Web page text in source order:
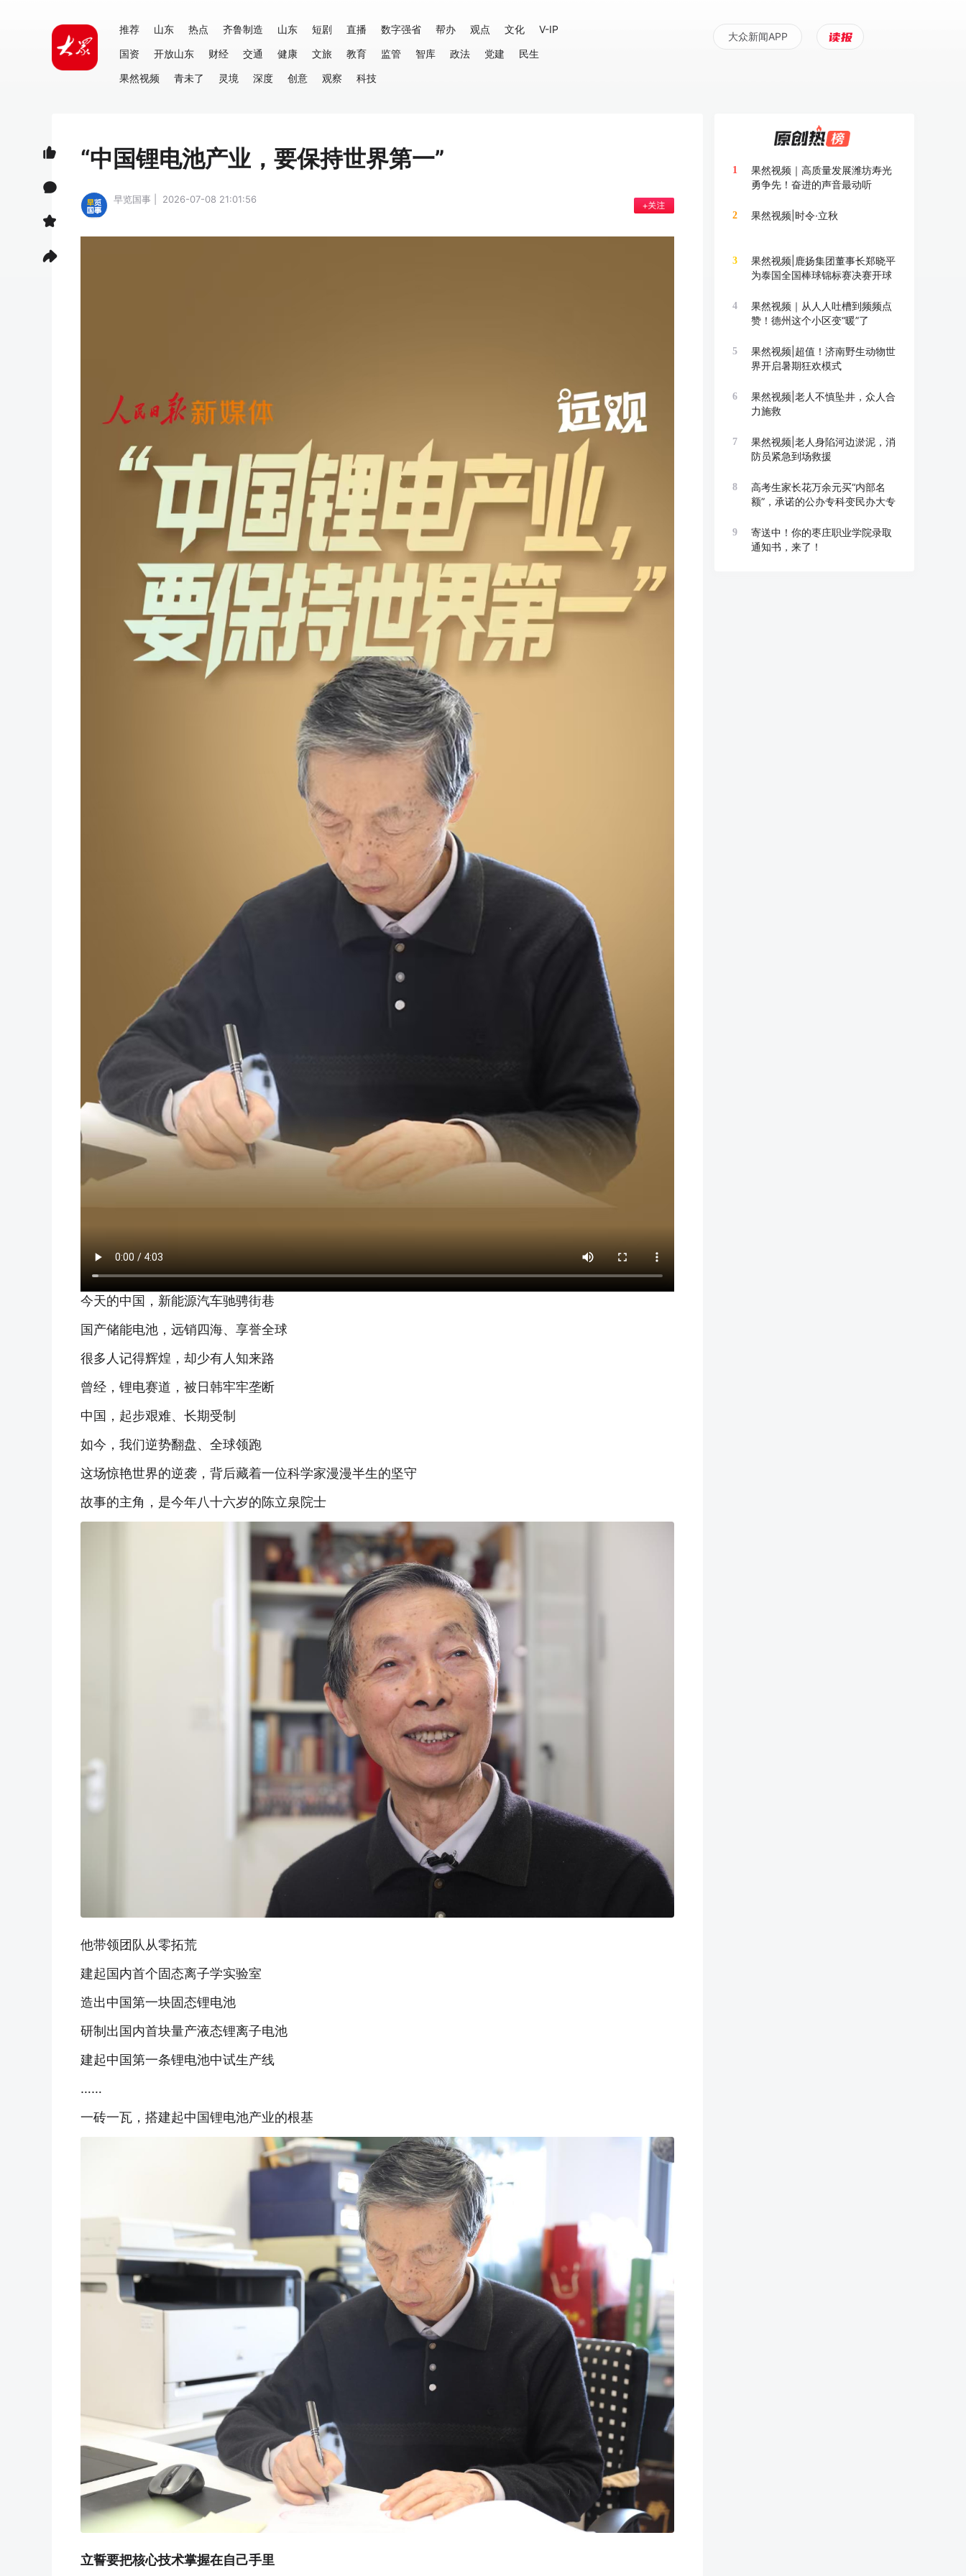
推荐 山东 热点 齐鲁制造 山东 短剧 直播 数字强省 帮办 观点 文化
V-IP
国资
开放山东 财经 交通 健康 文旅 教育 监管 智库 政法 党建
民生
果然视频
青未了 灵境 深度 创意 观察 科技
大众新闻APP
“中国锂电池产业，要保持世界第一”
早览国事 | 2026-07-08 21:01:56
今天的中国，新能源汽车驰骋街巷
国产储能电池，远销四海、享誉全球
很多人记得辉煌，却少有人知来路
曾经，锂电赛道，被日韩牢牢垄断
中国，起步艰难、长期受制
如今，我们逆势翻盘、全球领跑
这场惊艳世界的逆袭，背后藏着一位科学家漫漫半生的坚守
故事的主角，是今年八十六岁的陈立泉院士
他带领团队从零拓荒
建起国内首个固态离子学实验室
造出中国第一块固态锂电池
研制出国内首块量产液态锂离子电池
建起中国第一条锂电池中试生产线
……
一砖一瓦，搭建起中国锂电池产业的根基
立誓要把核心技术掌握在自己手里
1
果然视频｜高质量发展潍坊寿光
勇争先！奋进的声音最动听
2 果然视频|时令·立秋
3
果然视频|鹿扬集团董事长郑晓平
为泰国全国棒球锦标赛决赛开球
4
果然视频｜从人人吐槽到频频点
赞！德州这个小区变“暖”了
5
果然视频|超值！济南野生动物世
界开启暑期狂欢模式
6
果然视频|老人不慎坠井，众人合
力施救
7
果然视频|老人身陷河边淤泥，消
防员紧急到场救援
8
高考生家长花万余元买“内部名
额”，承诺的公办专科变民办大专
9
寄送中！你的枣庄职业学院录取
通知书，来了！